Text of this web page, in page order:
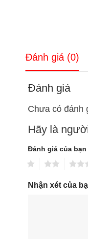
Đánh giá (0)
Đánh giá
Chưa có đánh
Hãy là
Đánh giá của bạn
Nhận xét của